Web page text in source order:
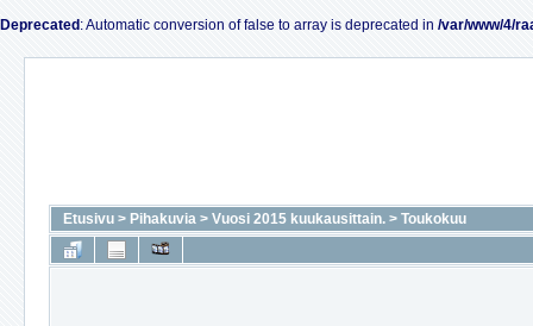
Deprecated : Automatic conversion of false to array is deprecated in /var/www/4/
Etusivu > Pihakuvia > Vuosi 2015 kuukausittain. > Toukokuu